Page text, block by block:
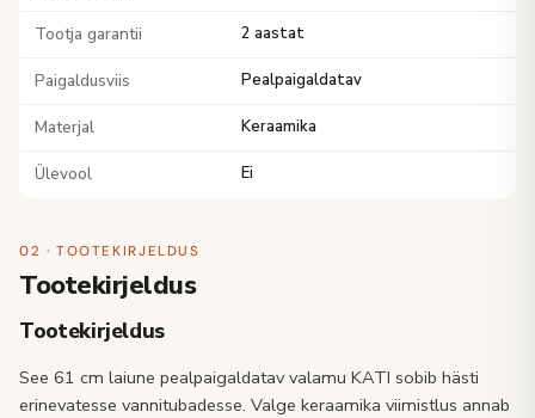
Tootja garantii 2 aastat
Paigaldusviis Pealpaigaldatav
Materjal Keraamika
Ülevool Ei
02 · TOOTEKIRJELDUS
Tootekirjeldus
Tootekirjeldus
See 61 cm laiune pealpaigaldatav valamu KATI sobib hästi
erinevatesse vannitubadesse. Valge keraamika viimistlus annab